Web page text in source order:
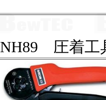
NH89 圧着工